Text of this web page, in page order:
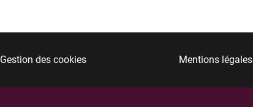
Gestion des cookies Mentions légales